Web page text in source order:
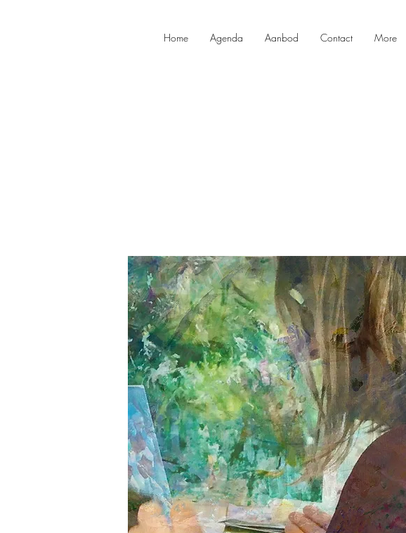
Home Agenda Aanbod Contact More